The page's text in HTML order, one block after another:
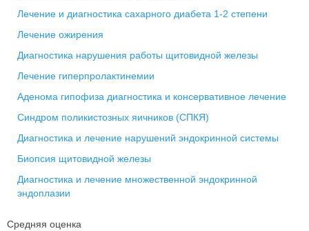
Лечение и диагностика сахарного диабета 1-2 степени
Лечение ожирения
Диагностика нарушения работы щитовидной железы
Лечение гиперпролактинемии
Аденома гипофиза диагностика и консервативное лечение
Синдром поликистозных яичников (СПКЯ)
Диагностика и лечение нарушений эндокринной системы
Биопсия щитовидной железы
Диагностика и лечение множественной эндокринной
эндоплазии
Средняя оценка